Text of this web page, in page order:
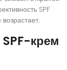
SPF
крем